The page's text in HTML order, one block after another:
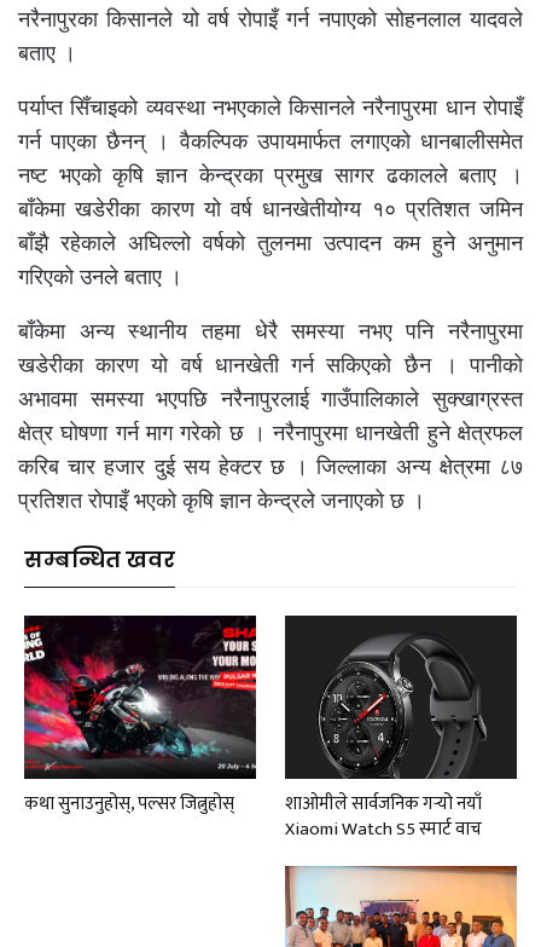
नरैनापुरका किसानले यो वर्ष रोपाइँ गर्न नपाएको सोहनलाल यादवले
बताए ।
पर्याप्त सिँचाइको व्यवस्था नभएकाले किसानले नरैनापुरमा धान रोपाइँ
गर्न पाएका छैनन् । वैकल्पिक उपायमार्फत लगाएको धानबालीसमेत
नष्ट भएको कृषि ज्ञान केन्द्रका प्रमुख सागर ढकालले बताए ।
बाँकेमा खडेरीका कारण यो वर्ष धानखेतीयोग्य १० प्रतिशत जमिन
बाँझै रहेकाले अघिल्लो वर्षको तुलनमा उत्पादन कम हुने अनुमान
गरिएको उनले बताए ।
बाँकेमा अन्य स्थानीय तहमा धेरै समस्या नभए पनि नरैनापुरमा
खडेरीका कारण यो वर्ष धानखेती गर्न सकिएको छैन । पानीको
अभावमा समस्या भएपछि नरैनापुरलाई गाउँपालिकाले सुक्खाग्रस्त
क्षेत्र घोषणा गर्न माग गरेको छ । नरैनापुरमा धानखेती हुने क्षेत्रफल
करिब चार हजार दुई सय हेक्टर छ । जिल्लाका अन्य क्षेत्रमा ८७
प्रतिशत रोपाइँ भएको कृषि ज्ञान केन्द्रले जनाएको छ ।
सम्बन्धित खवर
कथा सुनाउनुहोस्, पल्सर जित्नुहोस्
शाओमीले सार्वजनिक गर्‍यो नयाँ
Xiaomi Watch S5 स्मार्ट वाच